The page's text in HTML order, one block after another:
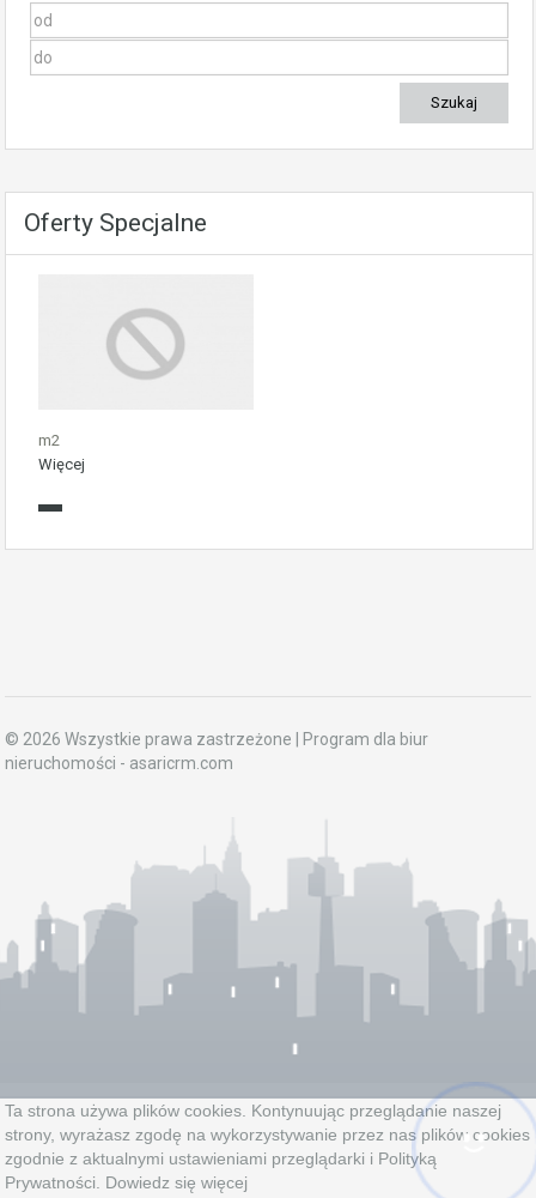
Oferty Specjalne
m2
Więcej
© 2026 Wszystkie prawa zastrzeżone | Program dla biur
nieruchomości - asaricrm.com
Ta strona używa plików cookies. Kontynuując przeglądanie naszej
strony, wyrażasz zgodę na wykorzystywanie przez nas plików cookies
zgodnie z aktualnymi ustawieniami przeglądarki i Polityką
Prywatności. Dowiedz się więcej